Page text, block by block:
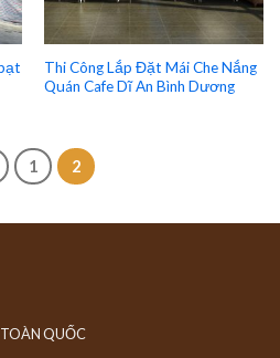
Thi Công Lắp Đặt Mái Che Nắng
Quán Cafe Dĩ An Bình Dương
1 2
QUỐC